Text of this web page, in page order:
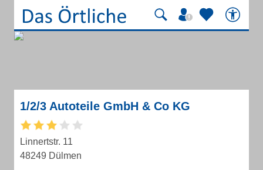
1/2/3 Autoteile GmbH & Co KG
Linnertstr. 11
48249 Dülmen